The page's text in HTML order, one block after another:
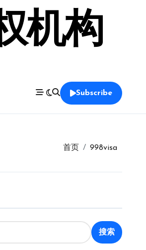
机构
Subscribe
首页 998visa
搜索